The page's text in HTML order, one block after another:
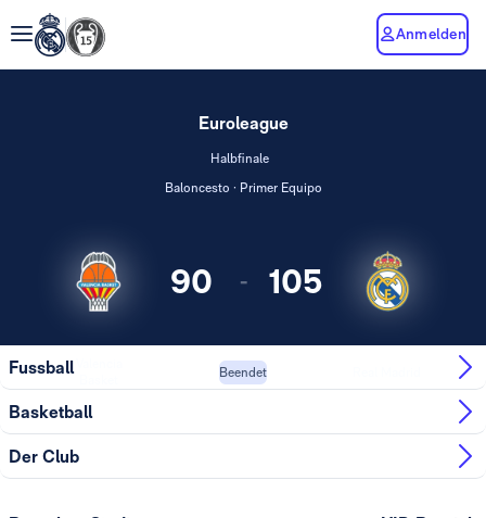
Anmelden
Euroleague
Halbfinale
Baloncesto · Primer Equipo
90 - 105
Beendet
Fussball
Basketball
Der Club